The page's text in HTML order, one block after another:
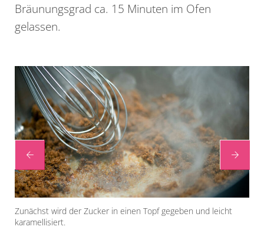
Bräunungsgrad ca. 15 Minuten im Ofen
gelassen.
Zunächst wird der Zucker in einen Topf gegeben und leicht
karamellisiert.